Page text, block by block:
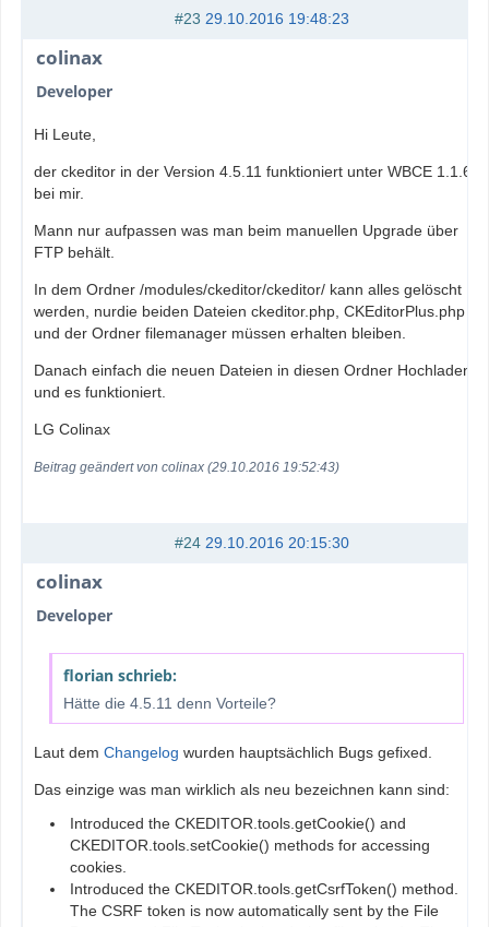
#23 29.10.2016 19:48:23
colinax
Developer
Hi Leute,
der ckeditor in der Version 4.5.11 funktioniert unter WBCE 1.1.6,
bei mir.
Mann nur aufpassen was man beim manuellen Upgrade über
FTP behält.
In dem Ordner /modules/ckeditor/ckeditor/ kann alles gelöscht
werden, nurdie beiden Dateien ckeditor.php, CKEditorPlus.php
und der Ordner filemanager müssen erhalten bleiben.
Danach einfach die neuen Dateien in diesen Ordner Hochladen
und es funktioniert.
LG Colinax
Beitrag geändert von colinax (29.10.2016 19:52:43)
#24 29.10.2016 20:15:30
colinax
Developer
florian schrieb:
Hätte die 4.5.11 denn Vorteile?
Laut dem Changelog wurden hauptsächlich Bugs gefixed.
Das einzige was man wirklich als neu bezeichnen kann sind:
Introduced the CKEDITOR.tools.getCookie() and
CKEDITOR.tools.setCookie() methods for accessing
cookies.
Introduced the CKEDITOR.tools.getCsrfToken() method.
The CSRF token is now automatically sent by the File